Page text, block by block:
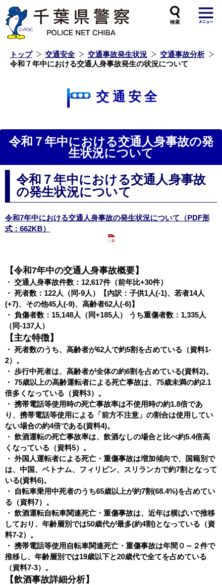
トップ 交通安全 交通事故発生状況
交通事故分析
令和７年中における交通人身事故発生の状況について
交通安全
令和７年中における交通人身事故の発
生状況について
令和７年中における交通人身事故
の発生状況について
令和7年中における交通人身事故の発生状況について（PDF形
式：662KB）
【令和7年中の交通人身事故概要】
・ 交通人身事故件数：12,617件（前年比+30件）
・ 死者数：122人（同-9人）【内訳：子供1人(-1)、若者14人
(+7)、その他45人(-9)、高齢者62人(-6)】
・ 負傷者数：15,148人（同+185人） うち重傷者数：1,335人
（同-137人）
【主な特徴】
・ 死者数のうち、高齢者が62人で約5割を占めている（資料1-
2）。
・ 歩行中死者は、高齢者が全体の約6割を占めている(資料2)。
・ 75歳以上の高齢運転者による死亡事故は、75歳未満の約2.1
倍多くなっている（資料3）。
・ 携帯電話等使用時の死亡事故率は不使用時の約1.8倍であ
り、携帯電話等使用による「前方不注意」の割合は使用してい
ない場合の約4倍である(資料4)。
・ 飲酒運転の死亡事故率は、飲酒なしの場合と比べ約5.4倍高
くなっている（資料5）。
・ 外国人運転者による死亡・重傷事故は増加傾向で、国籍別で
は、中国、ベトナム、フィリピン、スリランカで約7割となって
いる(資料6)。
・ 自転車乗用中死者のうち65歳以上が約7割(68.4%)を占めてい
る（資料7）。
・ 飲酒運転自転車関連死亡・重傷事故は、近年は横ばいで推移
しており、年齢層別では50歳代が最多(約4割)となっている（資
料7-2）。
・ 携帯電話等使用自転車関連死亡・重傷事故は年間０～２件で
推移し、年齢層別では19歳以下と20歳代で全てを占めている
（資料7-3）。
【飲酒事故詳細分析】